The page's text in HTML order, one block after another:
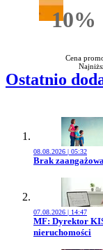
10%
Cena
Ostatnio
08.08.2026 | 05:32
Przejdź do
Brak
07.08.2026 | 14:47
Przejdź do
MF: Dyrektor
nieruchomości